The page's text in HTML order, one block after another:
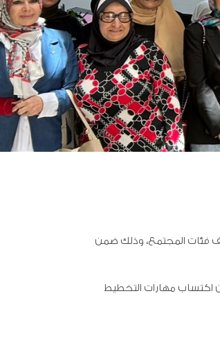
بمناسبة اليوم العربي للشمول المالي 2026، والتي استهدفت مختلف فئات المجتمع، وذلك ضمن
اكتساب مهارات التخطيط